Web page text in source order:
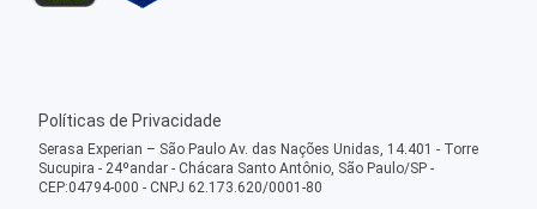
Políticas de Privacidade
Serasa Experian – São Paulo Av. das Nações Unidas, 14.401 - Torre
Sucupira - 24ºandar - Chácara Santo Antônio, São Paulo/SP -
CEP:04794-000 - CNPJ 62.173.620/0001-80